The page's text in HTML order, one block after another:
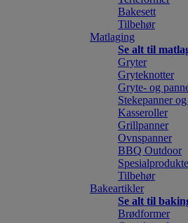
Bakesett
Tilbehør
Matlaging
Se alt til
Gryter
Gryteknotter
Gryte- og
Stekepanner
Kasseroller
Grillpanner
Ovnspanner
BBQ Outdoor
Tilbehør
Bakeartikler
Se alt til
Brødformer